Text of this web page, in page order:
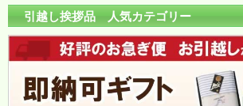
引越し挨拶品 人気カテゴリー